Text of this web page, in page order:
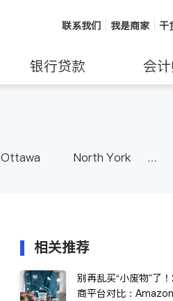
联系我们 我是商家 干
银行贷款 会
Ottawa
North York
相关推荐
别再乱买“小废物”了
商平台对比：